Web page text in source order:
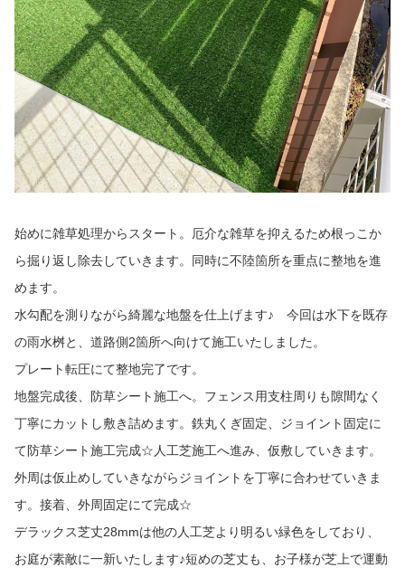
始めに雑草処理からスタート。厄介な雑草を抑えるため根っこか
ら掘り返し除去していきます。同時に不陸箇所を重点に整地を進
めます。
水勾配を測りながら綺麗な地盤を仕上げます♪ 今回は水下を既存
の雨水桝と、道路側2箇所へ向けて施工いたしました。
プレート転圧にて整地完了です。
地盤完成後、防草シート施工へ。フェンス用支柱周りも隙間なく
丁寧にカットし敷き詰めます。鉄丸くぎ固定、ジョイント固定に
て防草シート施工完成☆人工芝施工へ進み、仮敷していきます。
外周は仮止めしていきながらジョイントを丁寧に合わせていきま
す。接着、外周固定にて完成☆
デラックス芝丈28mmは他の人工芝より明るい緑色をしており、
お庭が素敵に一新いたします♪短めの芝丈も、お子様が芝上で運動